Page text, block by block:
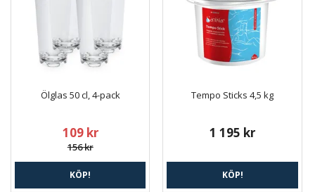
Ölglas 50 cl, 4-pack
109 kr
156 kr
KÖP!
Tempo Sticks 4,5 kg
1 195 kr
KÖP!